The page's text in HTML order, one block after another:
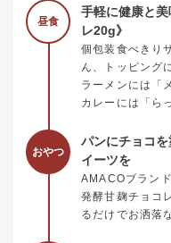
昼食
手軽に健康と
レ20g》
個包装食べきり
ん、トッピング
ラーメンには「
カレーには「ら
おやつ
パンにチョコ
イーツを
AMACOブラン
発酵甘麹チョコ
るだけでお洒落